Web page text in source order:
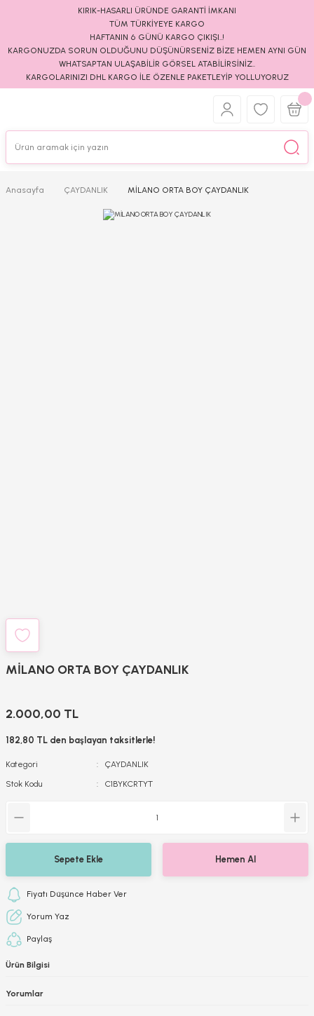
KIRIK-HASARLI ÜRÜNDE GARANTİ İMKANI
TÜM TÜRKİYEYE KARGO
HAFTANIN 6 GÜNÜ KARGO ÇIKIŞI..!
KARGONUZDA SORUN OLDUĞUNU DÜŞÜNÜRSENİZ BİZE HEMEN AYNI GÜN
WHATSAPTAN ULAŞABİLİR GÖRSEL ATABİLİRSİNİZ..
KARGOLARINIZI DHL KARGO İLE ÖZENLE PAKETLEYİP YOLLUYORUZ
Anasayfa ÇAYDANLIK MİLANO ORTA BOY ÇAYDANLIK
MİLANO ORTA BOY ÇAYDANLIK
2.000,00 TL
182,80 TL den başlayan taksitlerle!
Kategori
ÇAYDANLIK
Stok Kodu
C1BYKCRTYT
Sepete Ekle Hemen Al
Fiyatı Düşünce Haber Ver
Yorum Yaz
Paylaş
Ürün Bilgisi
Yorumlar